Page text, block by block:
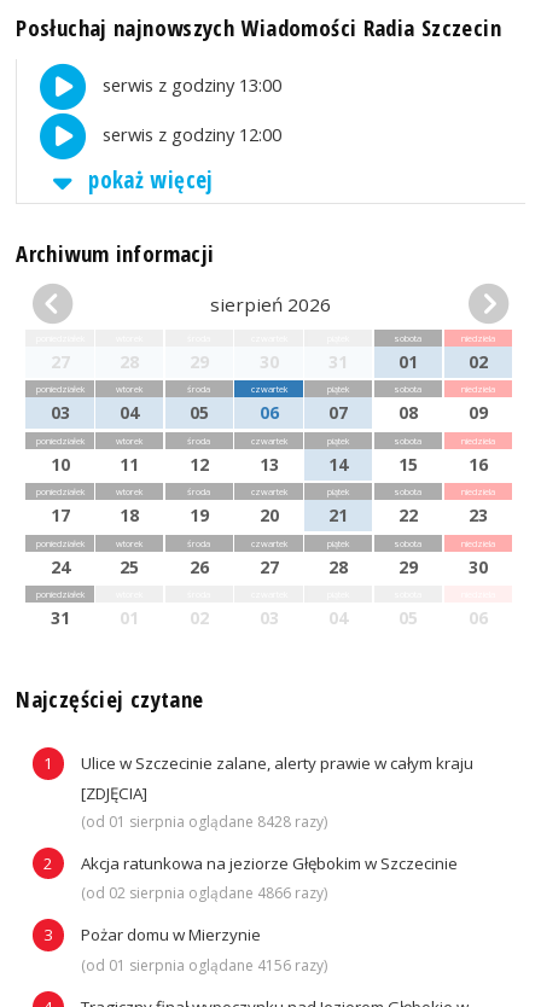
Posłuchaj najnowszych Wiadomości Radia Szczecin
serwis z godziny 13:00
serwis z godziny 12:00
pokaż więcej
Archiwum informacji
sierpień 2026
27 28 29 30 31
sobota
01
niedziela
02
poniedziałek
03
wtorek
04
środa
05
czwartek
06
piątek
07
sobota
08
niedziela
09
poniedziałek
10
wtorek
11
środa
12
czwartek
13
piątek
14
sobota
15
niedziela
16
poniedziałek
17
wtorek
18
środa
19
czwartek
20
piątek
21
sobota
22
niedziela
23
poniedziałek
24
wtorek
25
środa
26
czwartek
27
piątek
28
sobota
29
niedziela
30
poniedziałek
31 01 02 03 04 05 06
Najczęściej czytane
Ulice w Szczecinie zalane, alerty prawie w całym kraju
[ZDJĘCIA]
(od 01 sierpnia oglądane 8428 razy)
Akcja ratunkowa na jeziorze Głębokim w Szczecinie
(od 02 sierpnia oglądane 4866 razy)
Pożar domu w Mierzynie
(od 01 sierpnia oglądane 4156 razy)